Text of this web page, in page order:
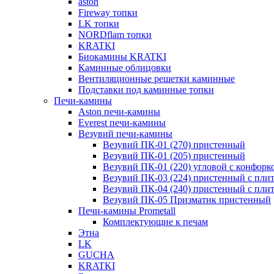
Fireway топки
LK топки
NORDflam топки
KRATKI
Биокамины KRATKI
Каминные облицовки
Вентиляционные решетки каминные
Подставки под каминные топки
Печи-камины
Aston печи-камины
Everest печи-камины
Везувий печи-камины
Везувий ПК-01 (270) пристенный
Везувий ПК-01 (205) пристенный
Везувий ПК-01 (220) угловой с
Везувий ПК-03 (224) пристенный с
Везувий ПК-04 (240) пристенный с
Везувий ПК-05 Призматик пристенный
Печи-камины Prometall
Комплектующие к печам
Этна
LK
GUCHA
KRATKI